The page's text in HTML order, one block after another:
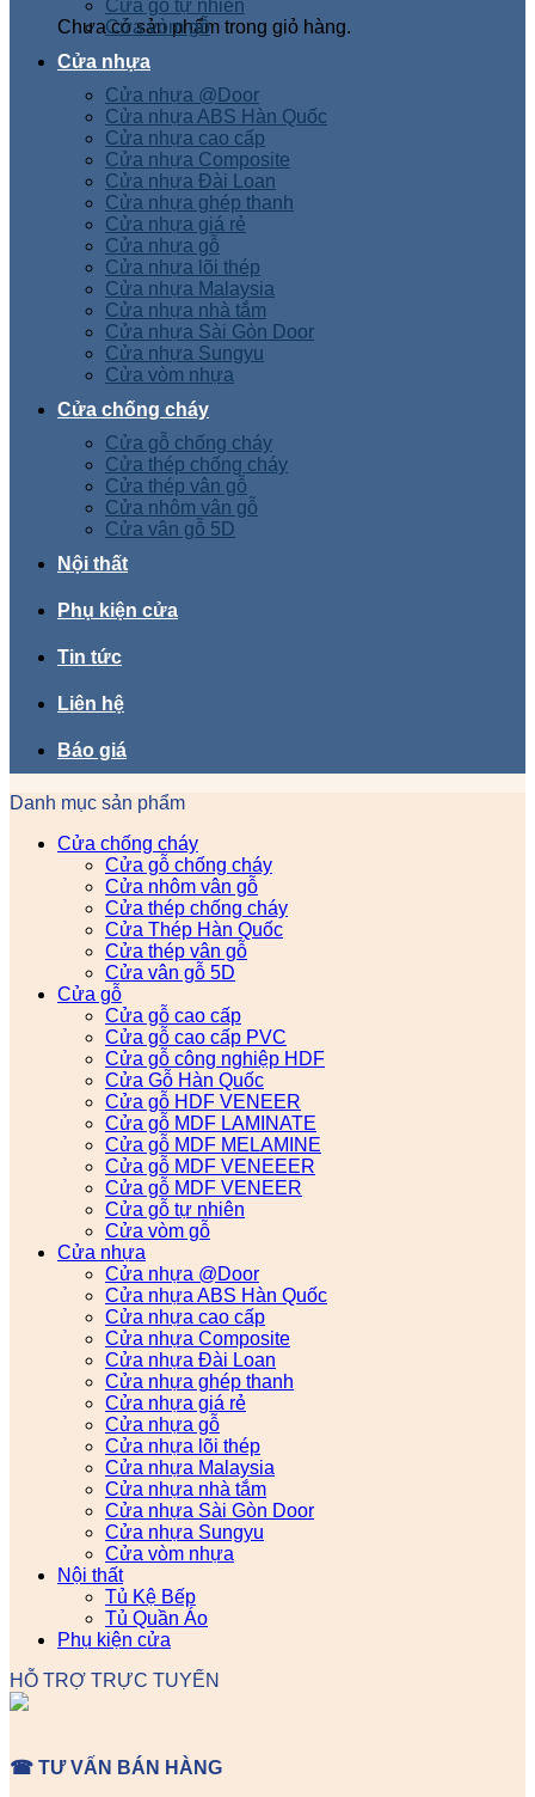
Chưa có sản phẩm trong giỏ hàng.
Cửa gỗ tự nhiên
Cửa vòm gỗ
Cửa nhựa
Cửa nhựa @Door
Cửa nhựa ABS Hàn Quốc
Cửa nhựa cao cấp
Cửa nhựa Composite
Cửa nhựa Đài Loan
Cửa nhựa ghép thanh
Cửa nhựa giá rẻ
Cửa nhựa gỗ
Cửa nhựa lõi thép
Cửa nhựa Malaysia
Cửa nhựa nhà tắm
Cửa nhựa Sài Gòn Door
Cửa nhựa Sungyu
Cửa vòm nhựa
Cửa chống cháy
Cửa gỗ chống cháy
Cửa thép chống cháy
Cửa thép vân gỗ
Cửa nhôm vân gỗ
Cửa vân gỗ 5D
Nội thất
Phụ kiện cửa
Tin tức
Liên hệ
Báo giá
Danh mục sản phẩm
Cửa chống cháy
Cửa gỗ chống cháy
Cửa nhôm vân gỗ
Cửa thép chống cháy
Cửa Thép Hàn Quốc
Cửa thép vân gỗ
Cửa vân gỗ 5D
Cửa gỗ
Cửa gỗ cao cấp
Cửa gỗ cao cấp PVC
Cửa gỗ công nghiệp HDF
Cửa Gỗ Hàn Quốc
Cửa gỗ HDF VENEER
Cửa gỗ MDF LAMINATE
Cửa gỗ MDF MELAMINE
Cửa gỗ MDF VENEEER
Cửa gỗ MDF VENEER
Cửa gỗ tự nhiên
Cửa vòm gỗ
Cửa nhựa
Cửa nhựa @Door
Cửa nhựa ABS Hàn Quốc
Cửa nhựa cao cấp
Cửa nhựa Composite
Cửa nhựa Đài Loan
Cửa nhựa ghép thanh
Cửa nhựa giá rẻ
Cửa nhựa gỗ
Cửa nhựa lõi thép
Cửa nhựa Malaysia
Cửa nhựa nhà tắm
Cửa nhựa Sài Gòn Door
Cửa nhựa Sungyu
Cửa vòm nhựa
Nội thất
Tủ Kệ Bếp
Tủ Quần Áo
Phụ kiện cửa
HỖ TRỢ TRỰC TUYẾN
☎ TƯ VẤN BÁN HÀNG